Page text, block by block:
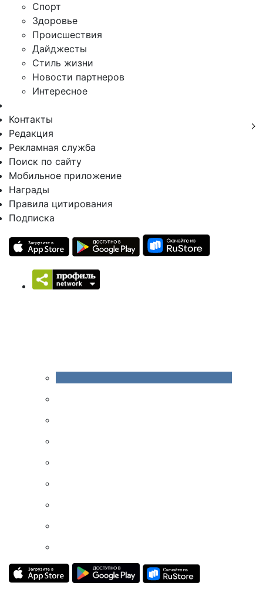
Спорт
Здоровье
Происшествия
Дайджесты
Стиль жизни
Новости партнеров
Интересное
Контакты
Редакция
Рекламная служба
Поиск по сайту
Мобильное приложение
Награды
Правила цитирования
Подписка